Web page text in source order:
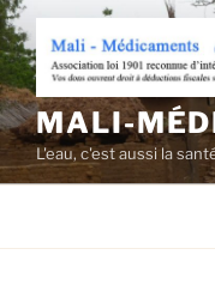
Aller
au
contenu
principal
MALI-
L'eau, c'est aussi la